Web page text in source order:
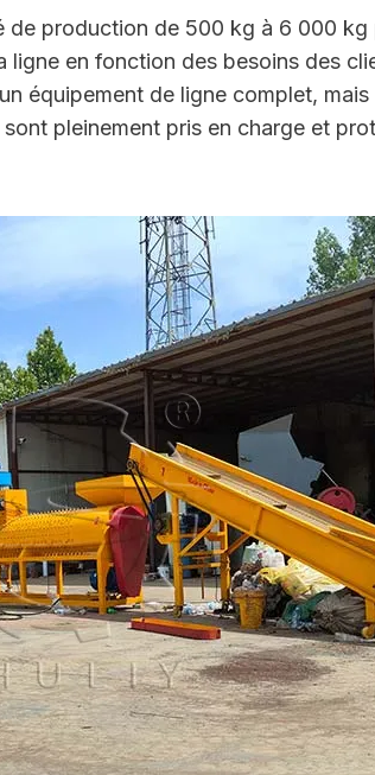
production de 500 kg à 6 000
en fonction des besoins des
équipement de ligne complet,
pleinement pris en charge et